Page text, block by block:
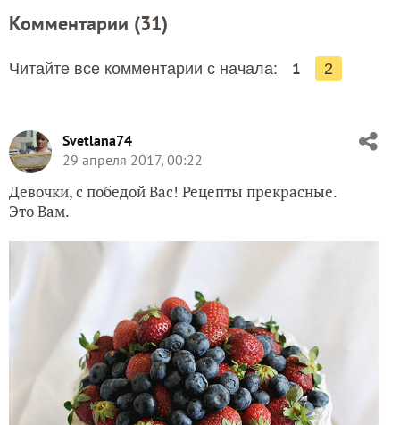
Комментарии (31)
Читайте все комментарии с начала: 1 2
Svetlana74
29 апреля 2017, 00:22
Девочки, с победой Вас! Рецепты прекрасные.
Это Вам.